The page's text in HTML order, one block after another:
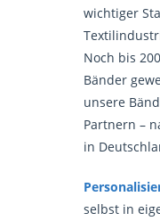
wichtiger
Noch bis
Bänder
unsere
Partnern –
in
selbst in